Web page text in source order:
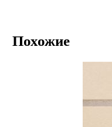
Похожие